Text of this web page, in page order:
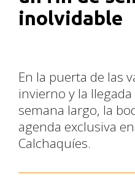
inolvidable
En la puerta de las
invierno y la
semana largo, la
agenda exclusiva
Calchaquíes.